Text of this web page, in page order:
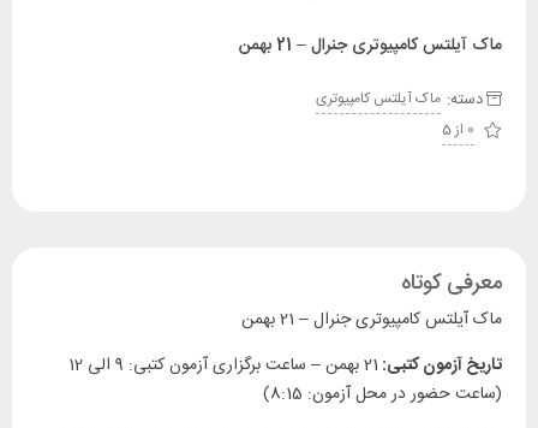
ماک آیلتس کامپیوتری جنرال – 21 بهمن
دسته: ماک آیلتس کامپیوتری
0 از 5
معرفی کوتاه
ماک آیلتس کامپیوتری جنرال – 21 بهمن
تاریخ آزمون کتبی:
21 بهمن – ساعت برگزاری آزمون کتبی: 9 الی 12
(ساعت حضور در محل آزمون: 8:15)